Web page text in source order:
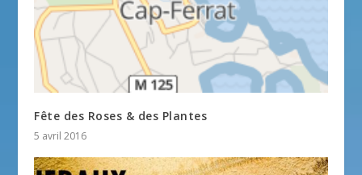
Fête des Roses & des Plantes
5 avril 2016